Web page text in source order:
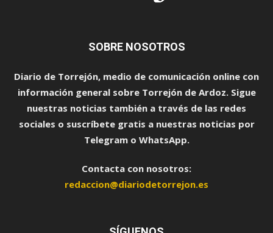
SOBRE NOSOTROS
Diario de Torrejón, medio de comunicación online con
información general sobre Torrejón de Ardoz. Sigue
nuestras noticias también a través de las redes
sociales o suscríbete gratis a nuestras noticias por
Telegram o WhatsApp.
Contacta con nosotros:
redaccion@diariodetorrejon.es